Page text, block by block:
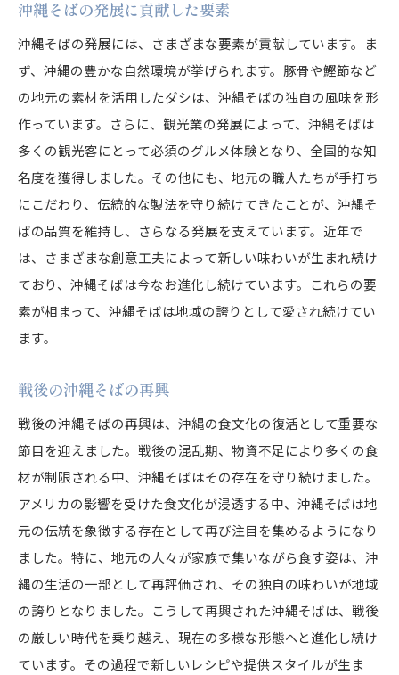
沖縄そばの発展に貢献した要素
沖縄そばの発展には、さまざまな要素が貢献しています。ま
ず、沖縄の豊かな自然環境が挙げられます。豚骨や鰹節など
の地元の素材を活用したダシは、沖縄そばの独自の風味を形
作っています。さらに、観光業の発展によって、沖縄そばは
多くの観光客にとって必須のグルメ体験となり、全国的な知
名度を獲得しました。その他にも、地元の職人たちが手打ち
にこだわり、伝統的な製法を守り続けてきたことが、沖縄そ
ばの品質を維持し、さらなる発展を支えています。近年で
は、さまざまな創意工夫によって新しい味わいが生まれ続け
ており、沖縄そばは今なお進化し続けています。これらの要
素が相まって、沖縄そばは地域の誇りとして愛され続けてい
ます。
戦後の沖縄そばの再興
戦後の沖縄そばの再興は、沖縄の食文化の復活として重要な
節目を迎えました。戦後の混乱期、物資不足により多くの食
材が制限される中、沖縄そばはその存在を守り続けました。
アメリカの影響を受けた食文化が浸透する中、沖縄そばは地
元の伝統を象徴する存在として再び注目を集めるようになり
ました。特に、地元の人々が家族で集いながら食す姿は、沖
縄の生活の一部として再評価され、その独自の味わいが地域
の誇りとなりました。こうして再興された沖縄そばは、戦後
の厳しい時代を乗り越え、現在の多様な形態へと進化し続け
ています。その過程で新しいレシピや提供スタイルが生ま